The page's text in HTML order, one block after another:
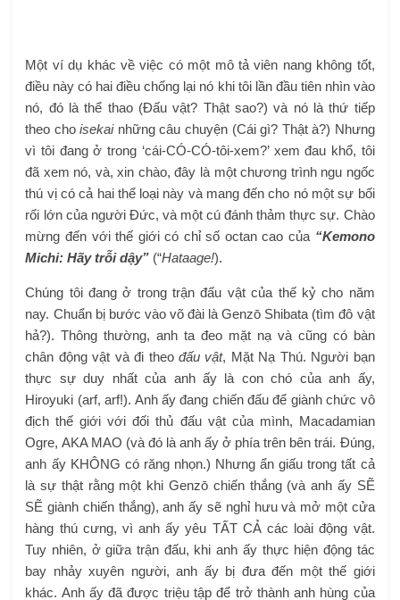
Một ví dụ khác về việc có một mô tả viên nang không tốt,
điều này có hai điều chống lại nó khi tôi lần đầu tiên nhìn vào
nó, đó là thể thao (Đấu vật? Thật sao?) và nó là thứ tiếp
theo choisekainhững câu chuyện (Cái gì? Thật à?) Nhưng
vì tôi đang ở trong ‘cái-CÓ-CÓ-tôi-xem?’ xem đau khổ, tôi
đã xem nó, và, xin chào, đây là một chương trình ngu ngốc
thú vị có cả hai thể loại này và mang đến cho nó một sự bối
rối lớn của người Đức, và một cú đánh thảm thực sự. Chào
mừng đến với thế giới có chỉ số octan cao của “Kemono
Michi: Hãy trỗi dậy” (“Hataage!).
Chúng tôi đang ở trong trận đấu vật của thế kỷ cho năm
nay. Chuẩn bị bước vào võ đài là Genzō Shibata (tìm đô vật
hả?). Thông thường, anh ta đeo mặt nạ và cũng có bàn
chân động vật và đi theo đấu vật, Mặt Nạ Thú. Người bạn
thực sự duy nhất của anh ấy là con chó của anh ấy,
Hiroyuki (arf, arf!). Anh ấy đang chiến đấu để giành chức vô
địch thế giới với đối thủ đấu vật của mình, Macadamian
Ogre, AKA MAO (và đó là anh ấy ở phía trên bên trái. Đúng,
anh ấy KHÔNG có răng nhọn.) Nhưng ẩn giấu trong tất cả
là sự thật rằng một khi Genzō chiến thắng (và anh ấy SẼ
SẼ giành chiến thắng), anh ấy sẽ nghỉ hưu và mở một cửa
hàng thú cưng, vì anh ấy yêu TẤT CẢ các loài động vật.
Tuy nhiên, ở giữa trận đấu, khi anh ấy thực hiện động tác
bay nhảy xuyên người, anh ấy bị đưa đến một thế giới
khác. Anh ấy đã được triệu tập để trở thành anh hùng của